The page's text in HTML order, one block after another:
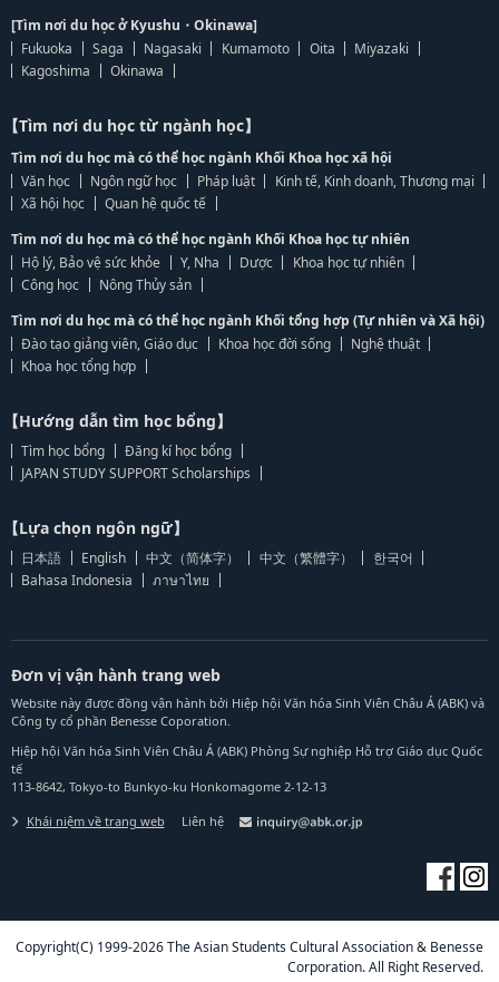
[Tìm nơi du học ở Kyushu・Okinawa]
Fukuoka
Saga Nagasaki Kumamoto Oita
Miyazaki
Kagoshima
Okinawa
【Tìm nơi du học từ ngành học】
Tìm nơi du học mà có thể học ngành Khối Khoa học xã hội
Văn học
Ngôn ngữ học Pháp luật
Kinh tế, Kinh doanh, Thương mại
Xã hội học
Quan hệ quốc tế
Tìm nơi du học mà có thể học ngành Khối Khoa học tự nhiên
Hộ lý, Bảo vệ sức khỏe
Y, Nha Dược
Khoa học tự nhiên
Công học
Nông Thủy sản
Tìm nơi du học mà có thể học ngành Khối tổng hợp (Tự nhiên và Xã hội)
Đào tạo giảng viên, Giáo dục
Khoa học đời sống
Nghệ thuật
Khoa học tổng hợp
【Hướng dẫn tìm học bổng】
Tìm học bổng
Đăng kí học bổng
JAPAN STUDY SUPPORT Scholarships
【Lựa chọn ngôn ngữ】
日本語 English 中文（简体字） 中文（繁體字）
한국어
Bahasa Indonesia
ภาษาไทย
Đơn vị vận hành trang web
Website này được đồng vận hành bởi Hiệp hội Văn hóa Sinh Viên Châu Á (ABK) và
Công ty cổ phần Benesse Coporation.
Hiệp hội Văn hóa Sinh Viên Châu Á (ABK) Phòng Sự nghiệp Hỗ trợ Giáo dục Quốc
tế
113-8642, Tokyo-to Bunkyo-ku Honkomagome 2-12-13
Khái niệm về trang web Liên hệ
Copyright(C) 1999-2026 The Asian Students Cultural Association & Benesse
Corporation. All Right Reserved.